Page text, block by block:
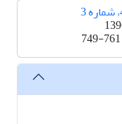
749-761